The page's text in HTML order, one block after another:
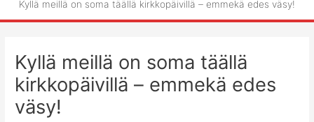
Kyllä meillä on soma täällä kirkkopäivillä – emmekä edes väsy!
Kyllä meillä on soma täällä
kirkkopäivillä – emmekä edes
väsy!